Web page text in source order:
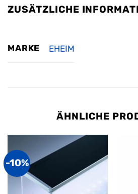
ZUSÄTZLICHE
MARKE EHEIM
ÄHNLICHE
-10%